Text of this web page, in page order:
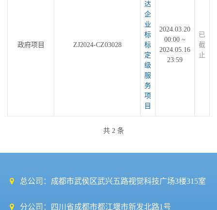
政府项目 ZJ2024-CZ03028
达
企
业
标
标
定
级
服
务
项
目
2024.03.20
00:00 ~
2024.05.16
23:59
已
截
止
共 2 条
总公司：成都市武侯区武兴五路视觉科技广场3楼315室
分公司：四川省成都市都江堰市新发北路1号